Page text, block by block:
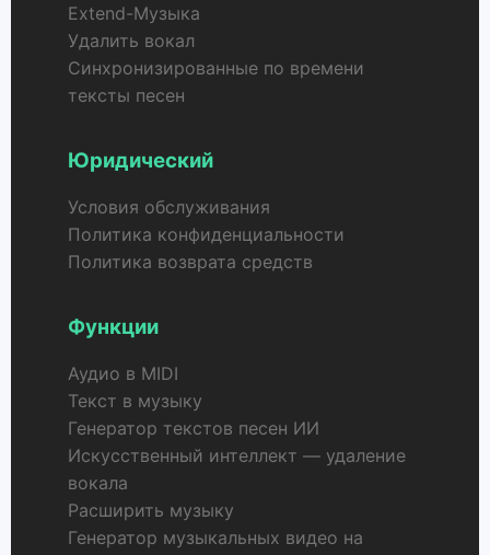
Extend-Музыка
Удалить вокал
Синхронизированные по времени
тексты песен
Юридический
Условия обслуживания
Политика конфиденциальности
Политика возврата средств
Функции
Аудио в MIDI
Текст в музыку
Генератор текстов песен ИИ
Искусственный интеллект — удаление
вокала
Расширить музыку
Генератор музыкальных видео на